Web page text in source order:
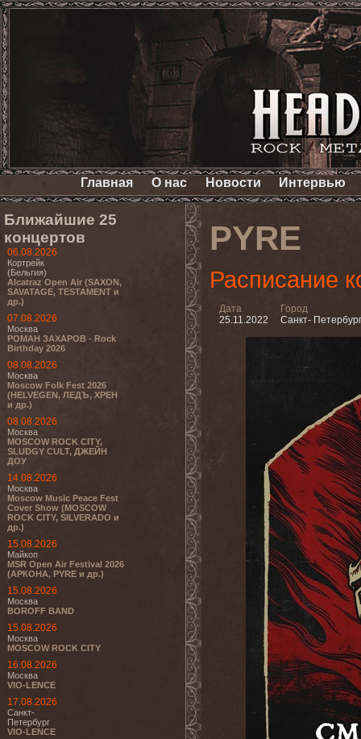
Главная О нас Новости Интервью
Ближайшие 25
концертов
06.08.2026
Кортрейк
(Бельгия)
Alcatraz Open Air (SAXON,
SAVATAGE, TESTAMENT и
др.)
07.08.2026
Москва
РОМАН ЗАХАРОВ - Rock
Birthday 2026
08.08.2026
Москва
Moscow Folk Fest 2026
(HELVEGEN, ЛЕДЪ, ХРЕН
и др.)
08.08.2026
Москва
MOSCOW ROCK CITY,
SLUDGY CULT, ДЖЕЙН
ДОУ
14.08.2026
Москва
Moscow Music Peace Fest
Cover Show (MOSCOW
ROCK CITY, SILVERADO и
др.)
15.08.2026
Майкоп
MSR Open Air Festival 2026
(АРКОНА, PYRE и др.)
15.08.2026
Москва
BOROFF BAND
15.08.2026
Москва
MOSCOW ROCK CITY
16.08.2026
Москва
VIO-LENCE
17.08.2026
Санкт-
Петербург
VIO-LENCE
PYRE
Расписание
Дата
25.11.2022
Город
Санкт- Петербург